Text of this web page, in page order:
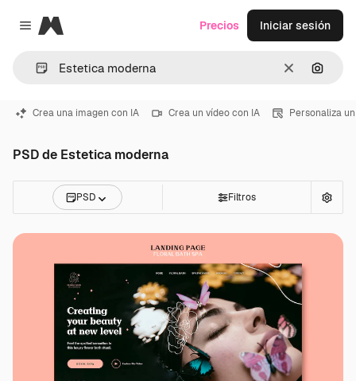
Close menu
Magnific
Borrar
Precios Iniciar sesión
Crea una imagen con IA Crea un vídeo con IA Personaliza
PSD de Estetica moderna
PSD Filtros